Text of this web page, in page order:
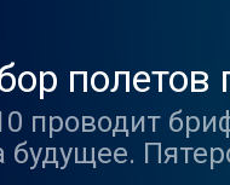
от
накроет
земли лет
ухудшает
полетов
проводит